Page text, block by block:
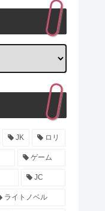
JK ロリ
ゲーム
JC
ライトノベル